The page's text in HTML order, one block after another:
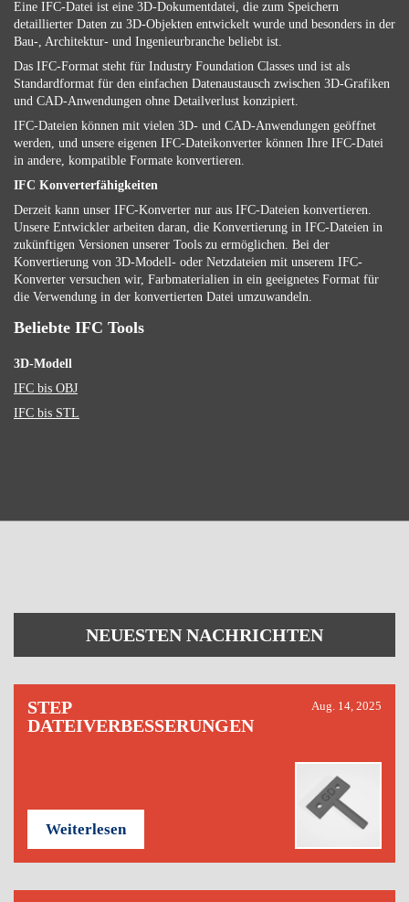
Eine IFC-Datei ist eine 3D-Dokumentdatei, die zum Speichern
detaillierter Daten zu 3D-Objekten entwickelt wurde und besonders in der
Bau-, Architektur- und Ingenieurbranche beliebt ist.
Das IFC-Format steht für Industry Foundation Classes und ist als
Standardformat für den einfachen Datenaustausch zwischen 3D-Grafiken
und CAD-Anwendungen ohne Detailverlust konzipiert.
IFC-Dateien können mit vielen 3D- und CAD-Anwendungen geöffnet
werden, und unsere eigenen IFC-Dateikonverter können Ihre IFC-Datei
in andere, kompatible Formate konvertieren.
IFC Konverterfähigkeiten
Derzeit kann unser IFC-Konverter nur aus IFC-Dateien konvertieren.
Unsere Entwickler arbeiten daran, die Konvertierung in IFC-Dateien in
zukünftigen Versionen unserer Tools zu ermöglichen. Bei der
Konvertierung von 3D-Modell- oder Netzdateien mit unserem IFC-
Konverter versuchen wir, Farbmaterialien in ein geeignetes Format für
die Verwendung in der konvertierten Datei umzuwandeln.
Beliebte IFC Tools
3D-Modell
IFC bis OBJ
IFC bis STL
NEUESTEN NACHRICHTEN
STEP
DATEIVERBESSERUNGEN
Aug. 14, 2025
Weiterlesen